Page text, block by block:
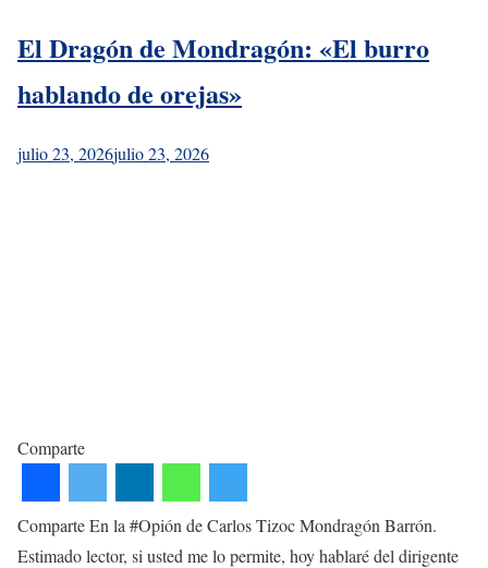
El Dragón de Mondragón: «El burro
hablando de orejas»
julio 23, 2026julio 23, 2026
Comparte
Comparte En la #Opión de Carlos Tizoc Mondragón Barrón.
Estimado lector, si usted me lo permite, hoy hablaré del dirigente